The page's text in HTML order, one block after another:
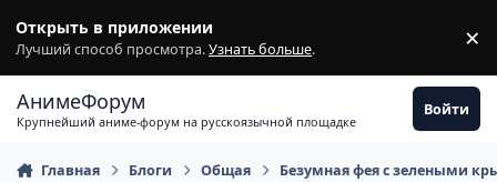
Открыть в приложении
Лучший способ просмотра.Узнать больше. ×
АнимеФорум
Крупнейший аниме-форум на русскоязычной площадке
Войти
Главная Блоги Общая Безумная фея с зелеными